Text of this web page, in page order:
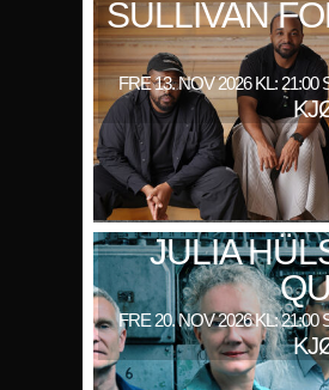
SULLIVAN
FRE 13. NOV 2026 KL: 21:00
JULIA
FRE 20. NOV 2026 KL: 21:00